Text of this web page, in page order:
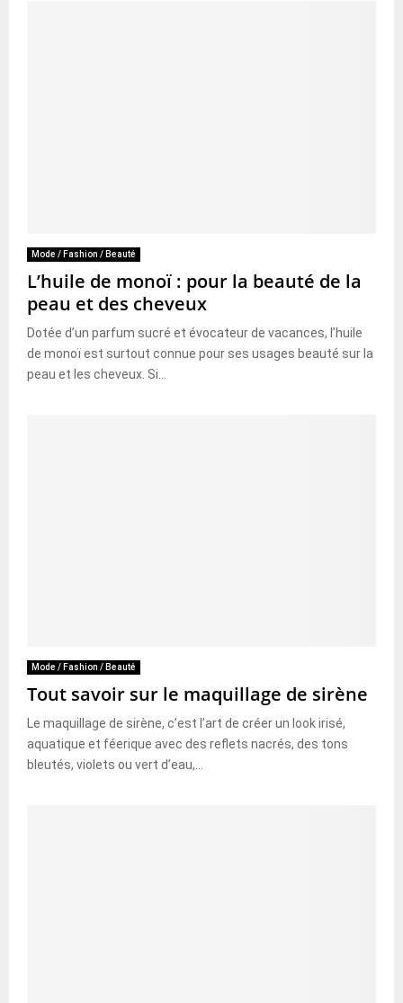
Mode / Fashion / Beauté
L’huile de monoï : pour la beauté de la
peau et des cheveux
Dotée d’un parfum sucré et évocateur de vacances, l’huile
de monoï est surtout connue pour ses usages beauté sur la
peau et les cheveux. Si...
Mode / Fashion / Beauté
Tout savoir sur le maquillage de sirène
Le maquillage de sirène, c’est l’art de créer un look irisé,
aquatique et féerique avec des reflets nacrés, des tons
bleutés, violets ou vert d’eau,...